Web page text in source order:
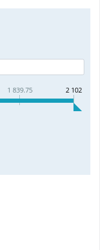
1 839.75 2 102